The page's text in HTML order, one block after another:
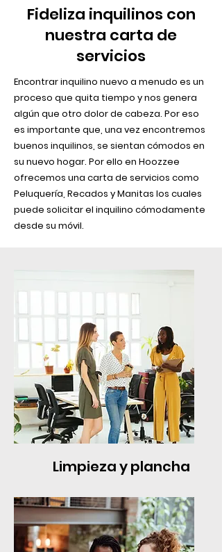
Fideliza inquilinos con
nuestra carta de
servicios
Encontrar inquilino nuevo a menudo es un
proceso que quita tiempo y nos genera
algún que otro dolor de cabeza. Por eso
es importante que, una vez encontremos
buenos inquilinos, se sientan cómodos en
su nuevo hogar. Por ello en Hoozzee
ofrecemos una carta de servicios como
Peluquería, Recados y Manitas los cuales
puede solicitar el inquilino cómodamente
desde su móvil.
Limpieza y plancha